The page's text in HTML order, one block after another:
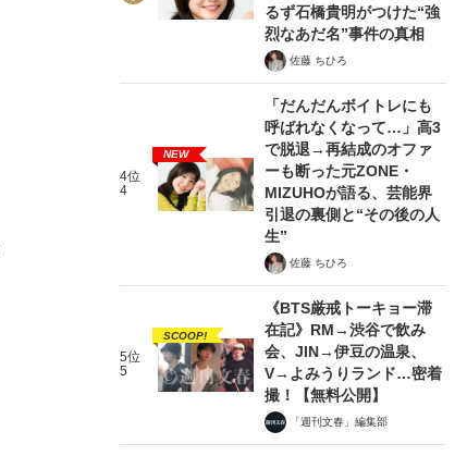
るず石橋貴明がつけた“強
烈なあだ名”事件の真相
佐藤 ちひろ
4位
4
NEW
「だんだんボイトレにも
呼ばれなくなって…」高3
で脱退→再結成のオファ
ーも断った元ZONE・
MIZUHOが語る、芸能界
引退の裏側と“その後の人
生”
佐藤 ちひろ
5位
5
SCOOP!
《BTS厳戒トーキョー滞
在記》RM→渋谷で飲み
会、JIN→伊豆の温泉、
V→よみうりランド…密着
撮！【無料公開】
「週刊文春」編集部